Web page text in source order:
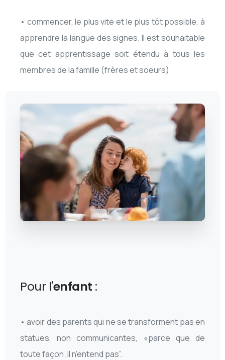
• commencer, le plus vite et le plus tôt possible, à
apprendre la langue des signes. Il est souhaitable
que cet apprentissage soit étendu à tous les
membres de la famille (frères et soeurs)
Pour l'enfant :
• avoir des parents qui ne se transforment pas en
statues, non communicantes, «parce que de
toute façon ,il n’entend pas”.